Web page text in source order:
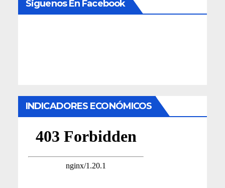
Siguenos En Facebook
INDICADORES ECONÓMICOS